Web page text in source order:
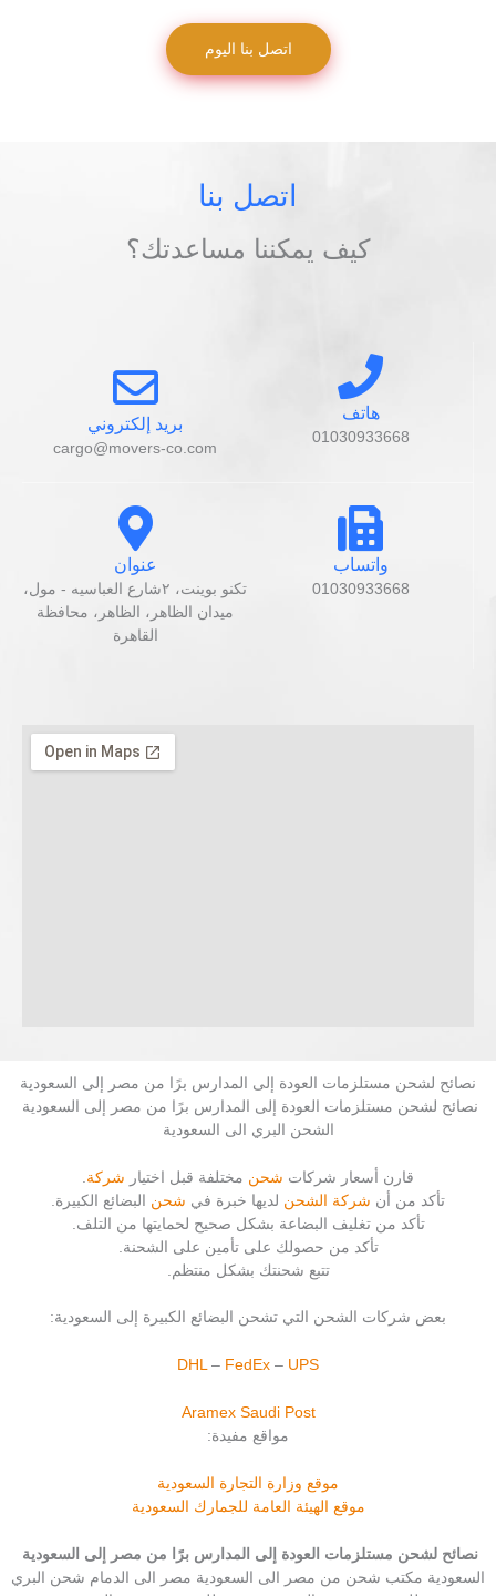
اتصل بنا اليوم
اتصل بنا
كيف يمكننا مساعدتك؟
هاتف
01030933668
بريد إلكتروني
cargo@movers-co.com
واتساب
01030933668
عنوان
تكنو بوينت، ٢شارع العباسيه - مول،
ميدان الظاهر، الظاهر، محافظة
القاهرة‬
نصائح لشحن مستلزمات العودة إلى المدارس برًا من مصر إلى السعودية
نصائح لشحن مستلزمات العودة إلى المدارس برًا من مصر إلى السعودية
الشحن البري الى السعودية
قارن أسعار شركات شحن مختلفة قبل اختيار شركة
تأكد من أن شركة الشحن لديها خبرة في شحن البضائع الكبيرة.
تأكد من تغليف البضاعة بشكل صحيح لحمايتها من التلف.
تأكد من حصولك على تأمين على الشحنة.
تتبع شحنتك بشكل منتظم.
بعض شركات الشحن التي تشحن البضائع الكبيرة إلى السعودية:
DHL – FedEx – UPS
Aramex Saudi Post
مواقع مفيدة:
موقع وزارة التجارة السعودية
موقع الهيئة العامة للجمارك السعودية
نصائح لشحن مستلزمات العودة إلى المدارس برًا من مصر إلى السعودية
السعودية مكتب شحن من مصر الى السعودية مصر الى الدمام شحن البري